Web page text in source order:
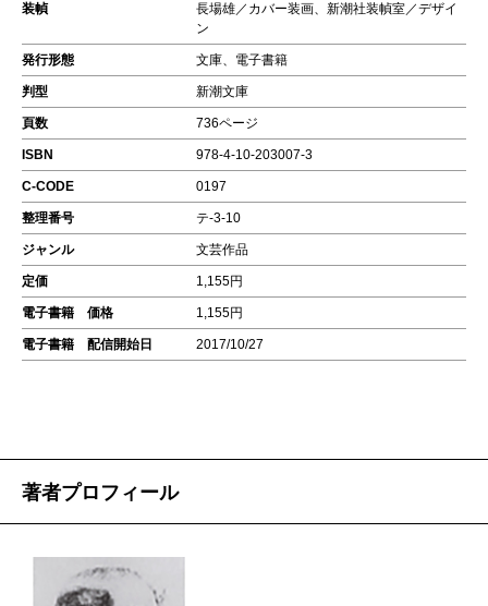
装幀
長場雄／カバー装画、新潮社装幀室／デザイ
ン
発行形態 文庫、電子書籍
判型 新潮文庫
頁数 736ページ
ISBN 978-4-10-203007-3
C-CODE 0197
整理番号 テ-3-10
ジャンル 文芸作品
定価 1,155円
電子書籍 価格 1,155円
電子書籍 配信開始日 2017/10/27
著者プロフィール